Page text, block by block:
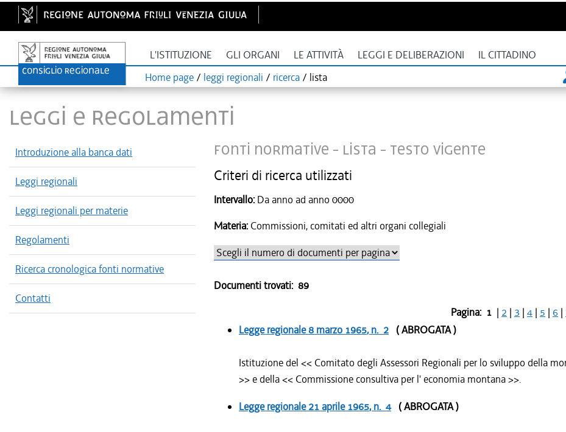
L'ISTITUZIONE GLI ORGANI LE ATTIVITÀ LEGGI E DELIBERAZIONI IL CITTADINO
Home page / leggi regionali / ricerca / lista
LEGGI E REGOLAMENTI
Introduzione alla banca dati
Leggi regionali
Leggi regionali per materie
Regolamenti
Ricerca cronologica fonti normative
Contatti
Fonti normative - Lista - Testo vigente
Criteri di ricerca utilizzati
Intervallo:
Da anno ad anno 0000
Materia: Commissioni, comitati ed altri organi collegiali
Documenti trovati: 89
Pagina: 1 | 2 | 3 | 4 | 5 | 6 |
Legge regionale8 marzo 1965, n. 2 ( ABROGATA )
Istituzione del << Comitato degli Assessori Regionali per lo sviluppo della
>> e della << Commissione consultiva per l' economia montana >>.
Legge regionale21 aprile 1965, n. 4( ABROGATA )